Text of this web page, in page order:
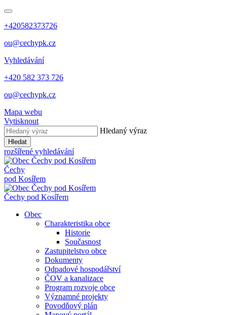
+420582373726
ou@cechypk.cz
Vyhledávání
+420 582 373 726
ou@cechypk.cz
Mapa webu
Vytisknout
Hledaný výraz
Hledat
rozšířené vyhledávání
Čechy
pod Kosířem
Čechy pod Kosířem
Obec
Charakteristika obce
Historie
Současnost
Zastupitelstvo obce
Dokumenty
Odpadové hospodářství
ČOV a kanalizace
Program rozvoje obce
Významné projekty
Povodňový plán